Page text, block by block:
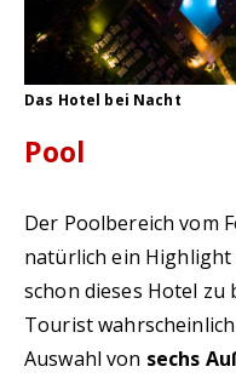
Das Hotel bei Nacht
Pool
Der Poolbereich vom
natürlich ein Highlight
schon dieses Hotel zu
Tourist
Auswahl von sechs